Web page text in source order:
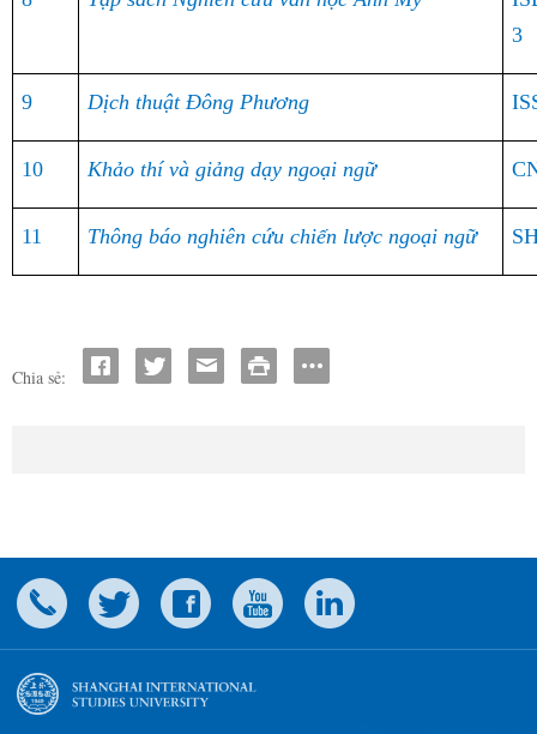
3
9 Dịch thuật Đông Phương
10 Khảo thí và giảng dạy ngoại ngữ
11 Thông báo nghiên cứu chiến lược ngoại ngữ
Chia sẻ: